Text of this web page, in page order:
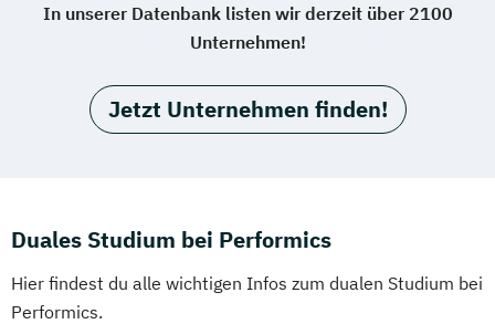
In unserer Datenbank listen wir derzeit über 2100
Unternehmen!
Jetzt Unternehmen finden!
Duales Studium bei Performics
Hier findest du alle wichtigen Infos zum dualen Studium bei
Performics.